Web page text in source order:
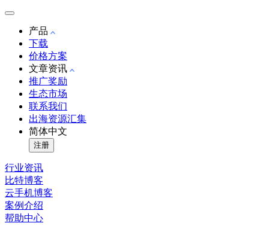
产品
下载
价格方案
文章资讯
推广奖励
生态市场
联系我们
出海资源汇集
简体中文
注册
行业资讯
比特博客
云手机博客
案例介绍
帮助中心